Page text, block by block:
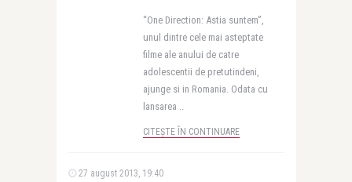
“One Direction: Astia suntem”,
unul dintre cele mai asteptate
filme ale anului de catre
adolescentii de pretutindeni,
ajunge si in Romania. Odata cu
lansarea ..
CITEȘTE ÎN CONTINUARE
27 august 2013, 19:40